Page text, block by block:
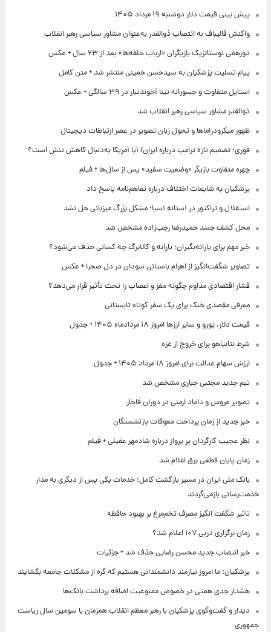
پیش‌ بینی قیمت دلار دوشنبه ۱۹ مرداد ۱۴۰۵
واکنش قالیباف به انتصاب ذوالقدر به‌عنوان مشاور سیاسی رهبر انقلاب
دورهمی نوستالژیک بازیگران «ارباب حلقه‌ها» بعد از ۲۳ سال + عکس
پیام تسلیت پزشکیان به سیدحسن خمینی منتشر شد + متن کامل
استایل متفاوت و جسورانه تینا آخوندتبار در ۳۹ سالگی + عکس
ذوالقدر مشاور سیاسی رهبر انقلاب شد
ظهور میکرودراماها و تحول زبان تصویر در عصر ارتباطات دیجیتال
فوری؛ تصمیم تازه ترامپ درباره ایران/ آیا آمریکا به‌دنبال کاهش تنش است؟
چهره متفاوت بازیگر «وضعیت سفید» پس از سال‌ها + فیلم
پزشکیان به شایعات اختلاف درباره تفاهم‌نامه پاسخ داد
استقلال و تراکتور در آستانه آسیا؛ مشکل بزرگ میزبانی حل نشد
محل کشف جسد حمیدرضا رجب‌زاده مشخص شد
خبر مهم برای یارانه‌بگیران؛ یارانه و کالابرگ چه کسانی حذف می‌شود؟
تصاویر شگفت‌انگیز از اهرام باستانی سودان در دل صحرا + عکس
فشار اقتصادی مداوم چگونه مغز و اعصاب را تحت تأثیر قرار می‌دهد؟
معرفی مقصدی خنک برای یک سفر کوتاه تابستانی
قیمت دلار، یورو و سایر ارزها امروز ۱۸ مردادماه ۱۴۰۵ + جدول
شرط نتانیاهو برای خروج از غزه
ارزش سهام عدالت برای امروز ۱۸ مرداد ۱۴۰۵ + جدول
تیم جدید مجتبی جباری مشخص شد
تصویر عروس و داماد ارمنی در دوران قاجار
خبر جدید از زمان پرداخت معوقات بازنشستگان
نظر عجیب کارگردان پر پرواز درباره شادمهر عقیلی + فیلم
زمان پایان قطعی برق اعلام شد
بانک ملی ایران در مسیر بازگشت کامل؛ خدمات یکی پس از دیگری به مدار
خدمت‌رسانی بازمی‌گردند
تاثیر شگفت انگیز مصرف تخم‌مرغ بر بهبود حافظه
زمان برگزاری دربی ۱۰۷ اعلام شد؟
خبر انتصاب جدید محسن رضایی حذف شد + جزئیات
پزشکیان: ما امروز نیازمند دانشمندانی هستیم که گره از مشکلات جامعه بگشایند
هشدار جدی همتی در خصوص ممنوعیت اضافه ‌برداشت بانک‌ها
دیدار و گفت‌وگوی پزشکیان با رهبر معظم انقلاب همزمان با سومین سال ریاست
جمهوری